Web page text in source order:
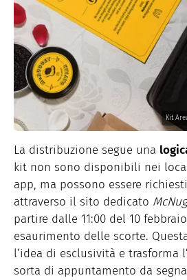
Kit
La distribuzione segue una
kit non sono disponibili nei
app, ma possono essere
attraverso il sito dedicato
partire dalle 11:00 del 10
esaurimento delle scorte.
l’idea di esclusività e trasforma
sorta di appuntamento da